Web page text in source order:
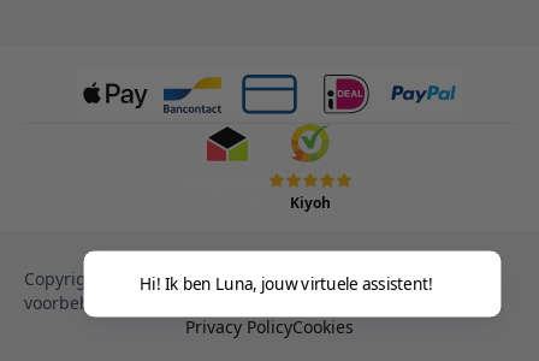
Kiyoh
Copyright © 2013-heden Magento. Alle rechten
voorbehouden.
Privacy PolicyCookies
Hi! Ik ben Luna, jouw virtuele assistent!